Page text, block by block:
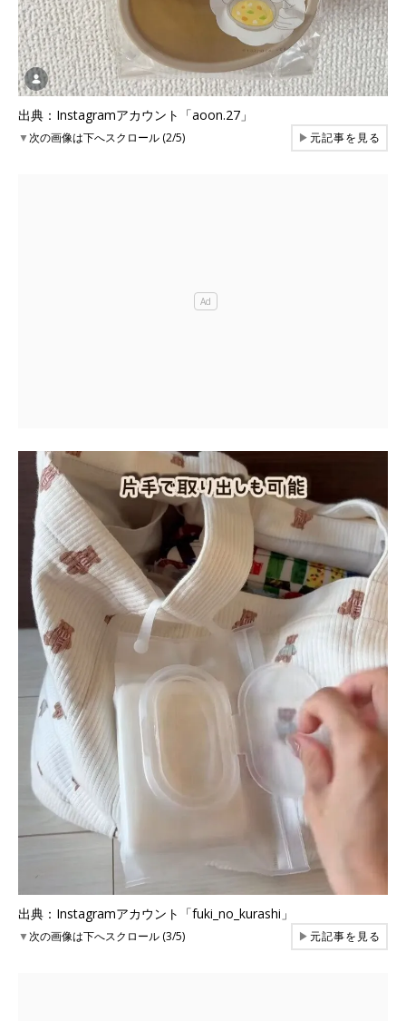
出典：Instagramアカウント「aoon.27」
▼次の画像は下へスクロール (2/5) ▶元記事を見る
出典：Instagramアカウント「fuki_no_kurashi」
▼次の画像は下へスクロール (3/5) ▶元記事を見る